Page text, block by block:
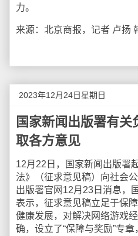
力。
来源：北京商报，记者 卢扬
2023年12月24日星期日
国家新闻出版署有
取各方意见
12月22日，国家新闻出版署
法》（征求意见稿）向社会
出版署官网12月23日消息，
表示，征求意见稿立足于保
健康发展，对解决网络游戏
确，设立了“保障与奖励”专